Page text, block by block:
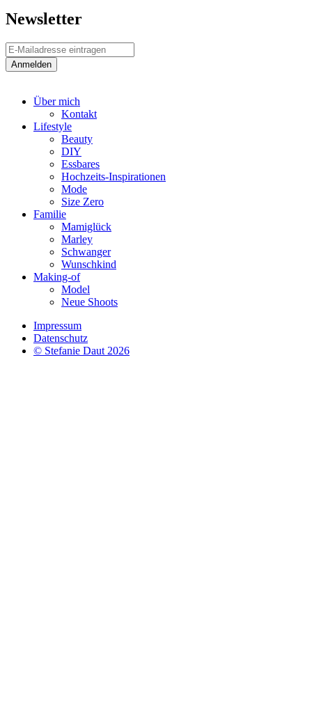
Newsletter
Über mich
Kontakt
Lifestyle
Beauty
DIY
Essbares
Hochzeits-Inspirationen
Mode
Size Zero
Familie
Mamiglück
Marley
Schwanger
Wunschkind
Making-of
Model
Neue Shoots
Impressum
Datenschutz
© Stefanie Daut 2026